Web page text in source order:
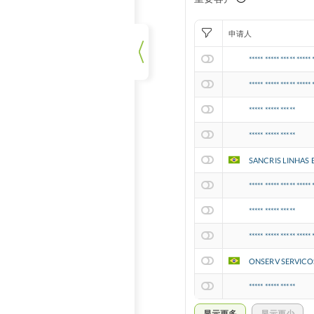
申请人
***** ***** ***** *****
***** ***** ***** *****
***** ***** *****
***** ***** *****
SANCRIS LINHAS
***** ***** ***** *****
***** ***** *****
***** ***** ***** *****
ONSERV
***** ***** *****